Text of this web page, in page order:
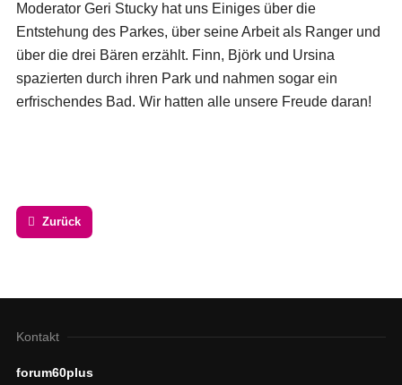
Moderator Geri Stucky hat uns Einiges über die
Entstehung des Parkes, über seine Arbeit als Ranger und
über die drei Bären erzählt. Finn, Björk und Ursina
spazierten durch ihren Park und nahmen sogar ein
erfrischendes Bad. Wir hatten alle unsere Freude daran!
Zurück
Kontakt
forum60plus